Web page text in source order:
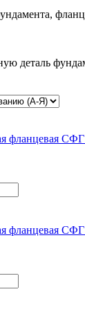
деталь
фланцевая
фланцевая